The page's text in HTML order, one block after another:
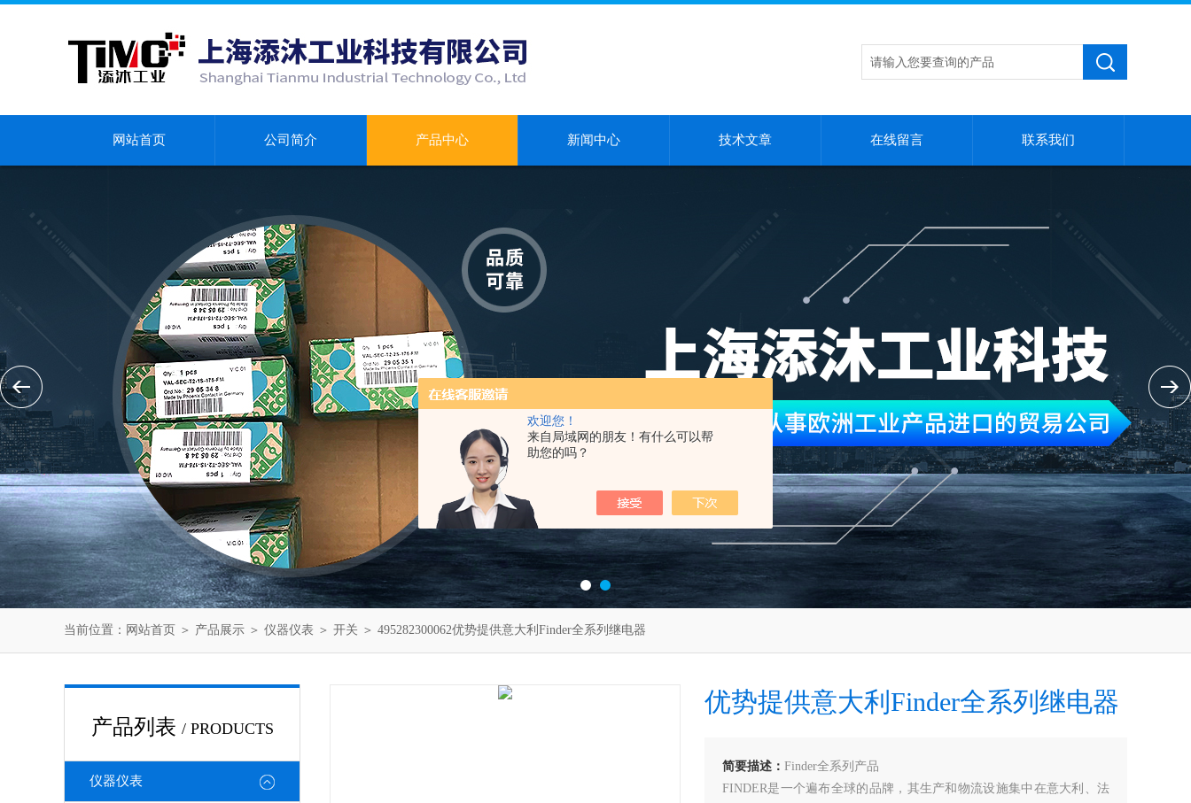
欢迎您！
来自局域网的朋友！有什么可以帮
助您的吗？
网站首页 公司简介 产品中心 新闻中心 技术文章 在线留言 联系我们
当前位置： 网站首页 ＞ 产品展示 ＞ 仪器仪表 ＞ 开关 ＞ 495282300062优势提供意大利Finder全系列继电器
产品列表 / PRODUCTS
仪器仪表
优势提供意大利Finder全系列继电器
简要描述： Finder全系列产品
FINDER是一个遍布全球的品牌，其生产和物流设施集中在意大利、法